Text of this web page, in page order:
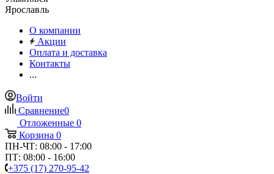
Ярославль
О компании
Акции
Оплата и доставка
Контакты
...
Войти
Сравнение0
Отложенные 0
Корзина 0
ПН-ЧТ: 08:00 - 17:00
ПТ: 08:00 - 16:00
+375 (17) 270-95-42